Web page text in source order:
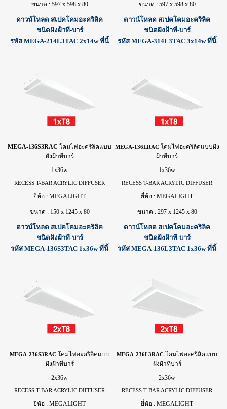
ขนาด : 597 x 598 x 80
ดาวน์โหลด สเปคโคมอะคริลิค
ชนิดฝังฝ้าที-บาร์
รหัส MEGA-214L3TAC 2x14w ที่นี้
ขนาด : 597 x 598 x 80
ดาวน์โหลด สเปคโคมอะคริลิค
ชนิดฝังฝ้าที-บาร์
รหัส MEGA-314L3TAC 3x14w ที่นี้
MEGA-136S3RAC โคมไฟ อะคริลิคแบบ
ฝังฝ้าทีบาร์
1x36w
RECESS T-BAR ACRYLIC DIFFUSER
ยี่ห้อ : MEGALIGHT
ขนาด : 150 x 1245 x 80
ดาวน์โหลด สเปคโคมอะคริลิค
ชนิดฝังฝ้าที-บาร์
รหัส MEGA-136S3TAC 1x36w ที่นี้
MEGA-136LRAC โคมไฟ อะคริลิคแบบฝัง
ฝ้าทีบาร์
1x36w
RECESS T-BAR ACRYLIC DIFFUSER
ยี่ห้อ : MEGALIGHT
ขนาด : 297 x 1245 x 80
ดาวน์โหลด สเปคโคมอะคริลิค
ชนิดฝังฝ้าที-บาร์
รหัส MEGA-136L3TAC 1x36w ที่นี้
MEGA-236S3RAC โคมไฟ อะคริลิคแบบ
ฝังฝ้าทีบาร์
2x36w
RECESS T-BAR ACRYLIC DIFFUSER
ยี่ห้อ : MEGALIGHT
MEGA-236L3RAC โคมไฟ อะคริลิคแบบ
ฝังฝ้าทีบาร์
2x36w
RECESS T-BAR ACRYLIC DIFFUSER
ยี่ห้อ : MEGALIGHT